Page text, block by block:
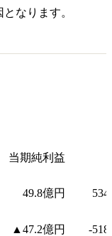
なります。
当期純利益
49.8億円
▲47.2億円 -